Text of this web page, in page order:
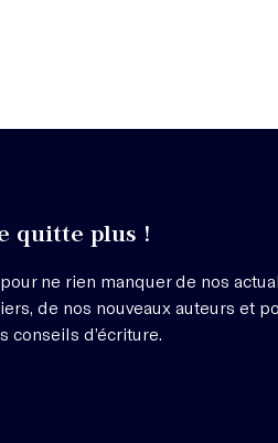
quitte plus !
pour ne rien manquer de nos
de nos nouveaux auteurs et
conseils d’écriture.